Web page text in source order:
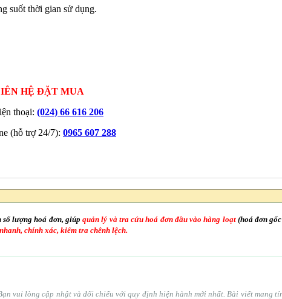
suốt thời gian sử dụng.
HỆ ĐẶT MUA
thoại: (024) 66 616 206
(hỗ trợ 24/7): 0965 607 288
số lượng hoá đơn, giúpquản lý và tra cứu hoá đơn đầu vào hàng loạt(hoá đơn
chính xác, kiểm tra chênh lệch.
vui lòng cập nhật và đối chiếu với quy định hiện hành mới nhất. Bài viết mang